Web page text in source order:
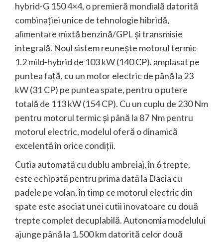
hybrid-G 150 4×4, o premieră mondială datorită
combinației unice de tehnologie hibridă,
alimentare mixtă benzină/GPL și transmisie
integrală. Noul sistem reunește motorul termic
1.2 mild‑hybrid de 103 kW (140 CP), amplasat pe
puntea față, cu un motor electric de până la 23
kW (31 CP) pe puntea spate, pentru o putere
totală de 113 kW (154 CP). Cu un cuplu de 230 Nm
pentru motorul termic și până la 87 Nm pentru
motorul electric, modelul oferă o dinamică
excelentă în orice condiții.
Cutia automată cu dublu ambreiaj, în 6 trepte,
este echipată pentru prima dată la Dacia cu
padele pe volan, în timp ce motorul electric din
spate este asociat unei cutii inovatoare cu două
trepte complet decuplabilă. Autonomia modelului
ajunge până la 1.500 km datorită celor două